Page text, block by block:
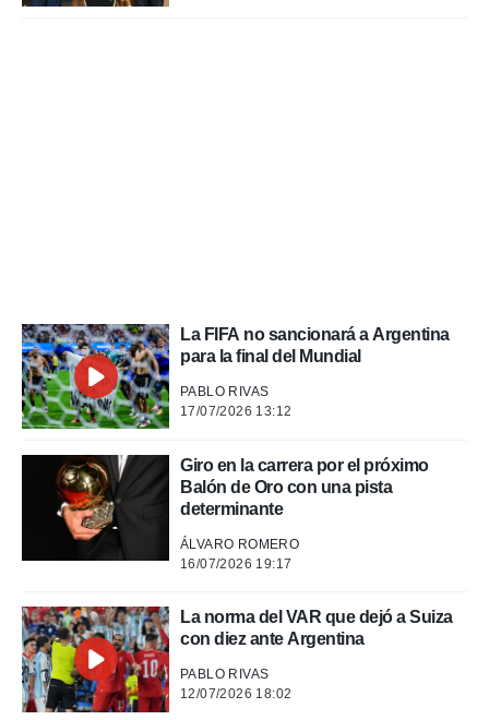
o a través
de
de
de
uso de
mediante
publicidad
publicidad
de
La FIFA no sancionará a Argentina
para la final del Mundial
PABLO RIVAS
17/07/2026 13:12
Giro en la carrera por el próximo
Balón de Oro con una pista
determinante
ÁLVARO ROMERO
16/07/2026 19:17
La norma del VAR que dejó a Suiza
con diez ante Argentina
PABLO RIVAS
12/07/2026 18:02